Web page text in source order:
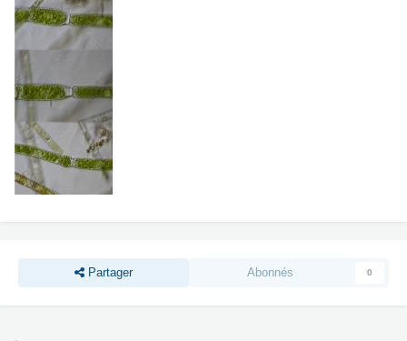
Partager Abonnés 0